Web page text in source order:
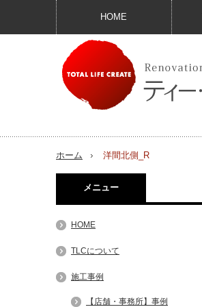
HOME
ホーム 洋間北側_R
メニュー
HOME
TLCについて
施工事例
【店舗・事務所】事例